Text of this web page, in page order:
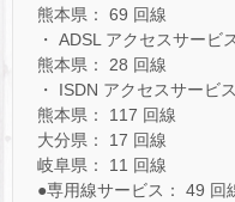
熊本県： 69 回線
・ ADSL アクセスサー
熊本県： 28 回線
・ ISDN アクセスサービ
熊本県： 117 回線
大分県： 17 回線
岐阜県： 11 回線
●専用線サービス： 49 回